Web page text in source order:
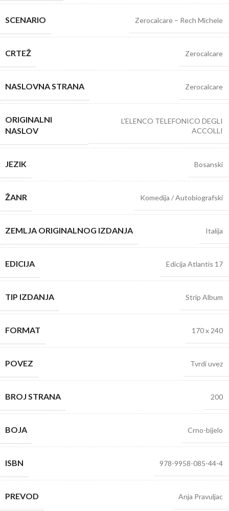
SCENARIO Zerocalcare – Rech Michele
CRTEŽ Zerocalcare
NASLOVNA STRANA Zerocalcare
ORIGINALNI
NASLOV
L'ELENCO TELEFONICO DEGLI
ACCOLLI
JEZIK Bosanski
ŽANR Komedija / Autobiografski
ZEMLJA ORIGINALNOG IZDANJA Italija
EDICIJA Edicija Atlantis 17
TIP IZDANJA Strip Album
FORMAT 170 x 240
POVEZ Tvrdi uvez
BROJ STRANA 200
BOJA Crno-bijelo
ISBN 978-9958-085-44-4
PREVOD Anja Pravuljac